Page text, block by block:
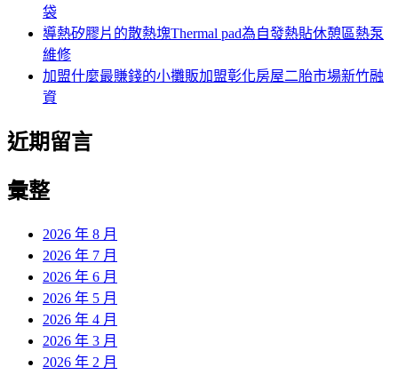
袋
導熱矽膠片的散熱塊Thermal pad為自發熱貼休憩區熱泵
維修
加盟什麼最賺錢的小攤販加盟彰化房屋二胎市場新竹融
資
近期留言
彙整
2026 年 8 月
2026 年 7 月
2026 年 6 月
2026 年 5 月
2026 年 4 月
2026 年 3 月
2026 年 2 月